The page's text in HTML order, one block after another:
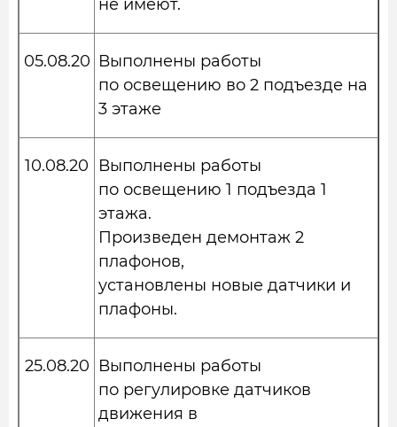
не имеют.
05.08.20 Выполнены работы
по освещению во 2 подъезде на
3 этаже
10.08.20
Выполнены работы
по освещению 1 подъезда 1
этажа.
Произведен демонтаж 2
плафонов,
установлены новые датчики и
плафоны.
25.08.20 Выполнены работы
по регулировке датчиков
движения в